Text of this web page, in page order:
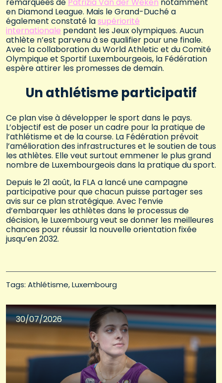
remarquées de Patrizia Van der Weken notamment
en Diamond League. Mais le Grand-Duché a
également constaté lasupériorité
internationale pendant les Jeux olympiques. Aucun
athlète n’est parvenu à se qualifier pour une finale.
Avec la collaboration du World Athletic et du Comité
Olympique et Sportif Luxembourgeois, la Fédération
espère attirer les promesses de demain.
Un athlétisme participatif
Ce plan vise à développer le sport dans le pays.
L’objectif est de poser un cadre pour la pratique de
l’athlétisme et de la course. La Fédération prévoit
l’amélioration des infrastructures et le soutien de tous
les athlètes. Elle veut surtout emmener le plus grand
nombre de Luxembourgeois dans la pratique du sport.
Depuis le 21 août, la FLA a lancé une campagne
participative pour que chacun puisse partager ses
avis sur ce plan stratégique. Avec l’envie
d’embarquer les athlètes dans le processus de
décision, le Luxembourg veut se donner les meilleures
chances pour réussir la nouvelle orientation fixée
jusqu’en 2032.
Tags: Athlétisme Luxembourg
30/07/2026